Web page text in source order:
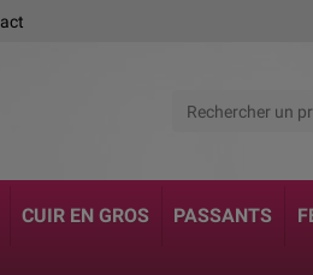
CUIR EN GROS PASSANTS